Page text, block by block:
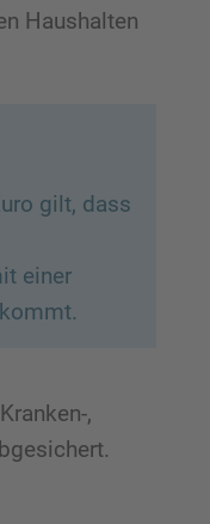
Haushalten
gilt, dass
einer
,